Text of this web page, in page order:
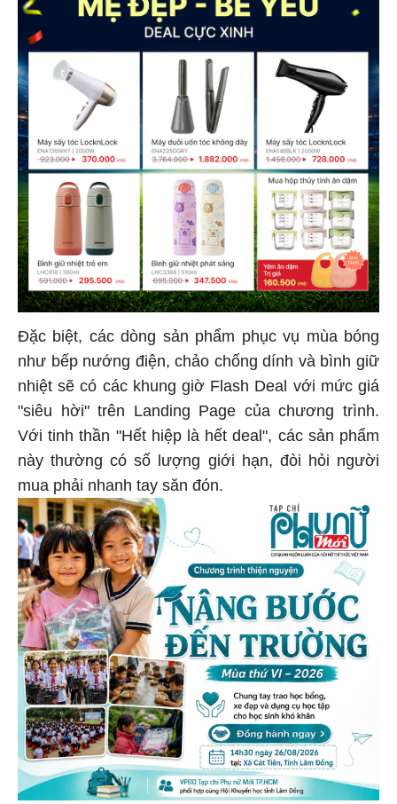
Đặc biệt, các dòng sản phẩm phục vụ mùa bóng
như bếp nướng điện, chảo chống dính và bình giữ
nhiệt sẽ có các khung giờ Flash Deal với mức giá
"siêu hời" trên Landing Page của chương trình.
Với tinh thần "Hết hiệp là hết deal", các sản phẩm
này thường có số lượng giới hạn, đòi hỏi người
mua phải nhanh tay săn đón.